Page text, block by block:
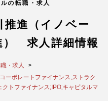
の転職・求人
進（イノベー
） 求人詳細情報
・求人
ーポレートファイナンス;ストラク
トファイナンス;IPO;キャピタルマ